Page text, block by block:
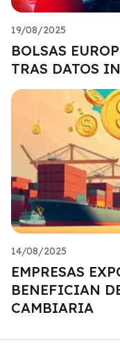
19/08/2025
BOLSAS
TRAS DATOS
14/08/2025
EMPRESAS
BENEFICIAN
CAMBIARIA